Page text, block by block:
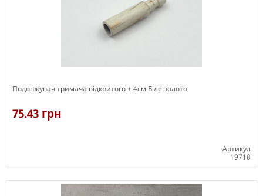
Подовжувач тримача відкритого + 4см Біле золото
75.43 грн
Артикул
19718